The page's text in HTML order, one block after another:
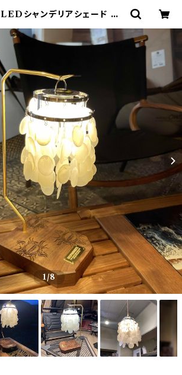
シャンデリアシェード 80
トゥーラ LEDペンダント対
ェード | 802 PRODUCTS
1/8